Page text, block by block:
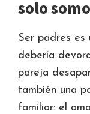
solo
Ser padres es
debería
pareja
también una
familiar: el